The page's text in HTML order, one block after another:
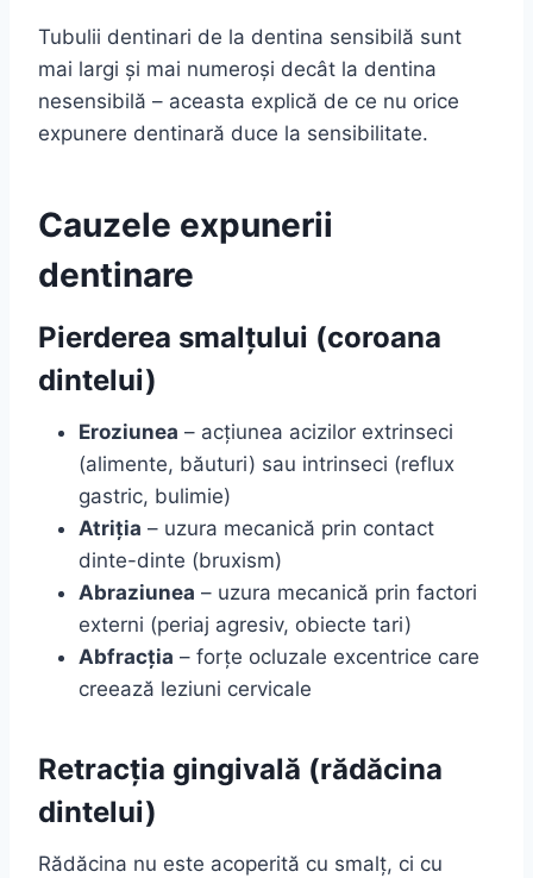
Tubulii dentinari de la dentina sensibilă sunt
mai largi și mai numeroși decât la dentina
nesensibilă – aceasta explică de ce nu orice
expunere dentinară duce la sensibilitate.
Cauzele expunerii
dentinare
Pierderea smalțului (coroana
dintelui)
Eroziunea – acțiunea acizilor extrinseci
(alimente, băuturi) sau intrinseci (reflux
gastric, bulimie)
Atriția – uzura mecanică prin contact
dinte-dinte (bruxism)
Abraziunea – uzura mecanică prin factori
externi (periaj agresiv, obiecte tari)
Abfracția – forțe ocluzale excentrice care
creează leziuni cervicale
Retracția gingivală (rădăcina
dintelui)
Rădăcina nu este acoperită cu smalț, ci cu